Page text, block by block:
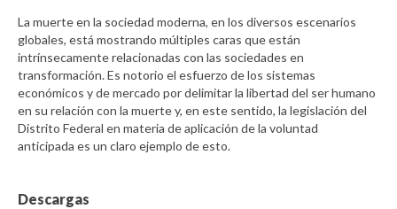
La muerte en la sociedad moderna, en los diversos escenarios
globales, está mostrando múltiples caras que están
intrínsecamente relacionadas con las sociedades en
transformación. Es notorio el esfuerzo de los sistemas
económicos y de mercado por delimitar la libertad del ser humano
en su relación con la muerte y, en este sentido, la legislación del
Distrito Federal en materia de aplicación de la voluntad
anticipada es un claro ejemplo de esto.
Descargas